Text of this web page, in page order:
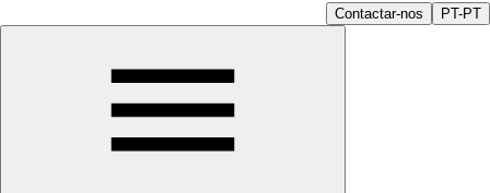
Contactar-nos PT-PT